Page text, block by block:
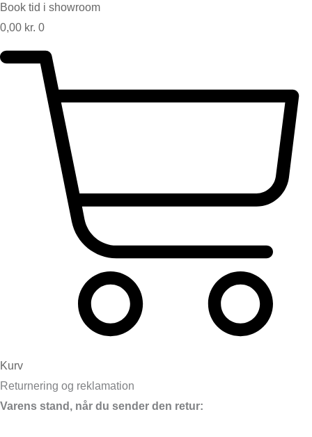
Book tid i showroom
0,00 kr. 0
Kurv
Returnering og reklamation
Varens stand, når du sender den retur: